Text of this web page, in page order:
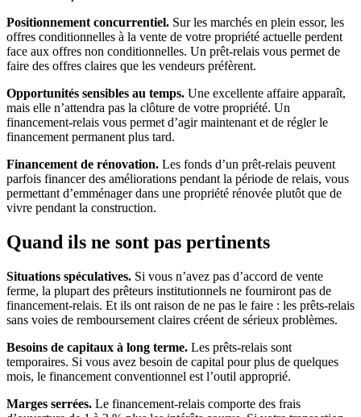
Positionnement concurrentiel. Sur les marchés en plein essor, les
offres conditionnelles à la vente de votre propriété actuelle perdent
face aux offres non conditionnelles. Un prêt-relais vous permet de
faire des offres claires que les vendeurs préfèrent.
Opportunités sensibles au temps. Une excellente affaire apparaît,
mais elle n’attendra pas la clôture de votre propriété. Un
financement-relais vous permet d’agir maintenant et de régler le
financement permanent plus tard.
Financement de rénovation. Les fonds d’un prêt-relais peuvent
parfois financer des améliorations pendant la période de relais, vous
permettant d’emménager dans une propriété rénovée plutôt que de
vivre pendant la construction.
Quand ils ne sont pas pertinents
Situations spéculatives. Si vous n’avez pas d’accord de vente
ferme, la plupart des prêteurs institutionnels ne fourniront pas de
financement-relais. Et ils ont raison de ne pas le faire : les prêts-relais
sans voies de remboursement claires créent de sérieux problèmes.
Besoins de capitaux à long terme. Les prêts-relais sont
temporaires. Si vous avez besoin de capital pour plus de quelques
mois, le financement conventionnel est l’outil approprié.
Marges serrées. Le financement-relais comporte des frais